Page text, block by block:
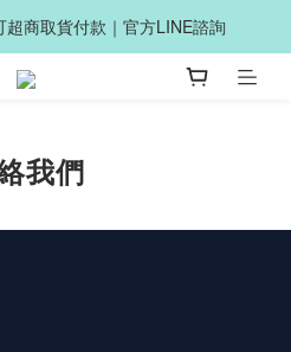
商取貨付款｜官方LINE諮詢
我們